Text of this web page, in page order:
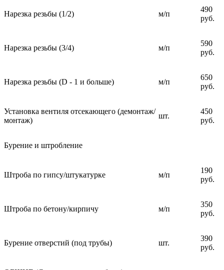
Нарезка резьбы (1/2) м/п
490
руб.
Нарезка резьбы (3/4) м/п
590
руб.
Нарезка резьбы (D - 1 и больше) м/п
650
руб.
Установка вентиля отсекающего (демонтаж/
монтаж)
шт.
450
руб.
Бурение и штробление
Штроба по гипсу/штукатурке м/п
190
руб.
Штроба по бетону/кирпичу м/п
350
руб.
Бурение отверстий (под трубы) шт.
390
руб.